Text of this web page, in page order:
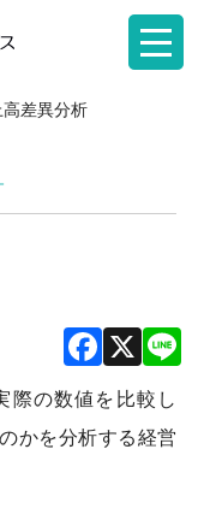
高差異分析
F
a
X
際の数値を比較し
かを分析する経営